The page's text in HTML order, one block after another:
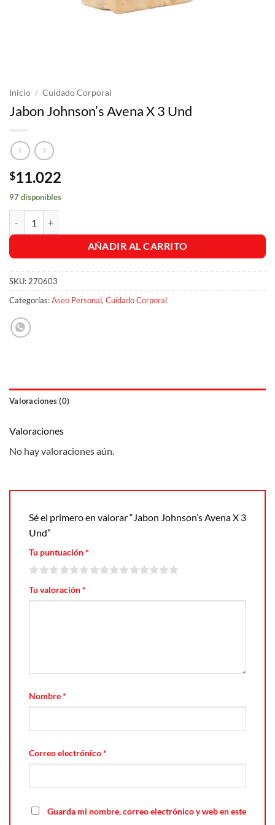
Inicio / Cuidado Corporal
Jabon Johnson’s Avena X 3 Und
$11.022
97 disponibles
AÑADIR AL CARRITO
SKU: 270603
Categorías:Aseo Personal, Cuidado Corporal
Valoraciones (0)
Valoraciones
No hay valoraciones aún.
Sé el primero en valorar “Jabon Johnson’s Avena X 3
Und”
Tu puntuación*
Tu valoración*
Nombre*
Correo electrónico*
Guarda mi nombre, correo electrónico y web en este